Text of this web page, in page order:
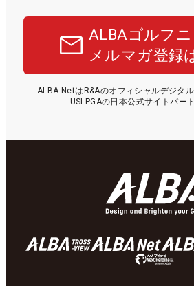
ALBAゴルフ
メルマガ登録
ALBA NetはR&Aのオフィシャルデジタ
USLPGAの日本公式サイトパー